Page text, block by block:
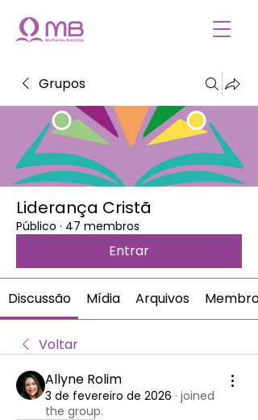
Grupos
Liderança Cristã
Público · 47 membros
Entrar
Discussão Mídia Arquivos Membros
Voltar
Allyne Rolim
3 de fevereiro de 2026 · joined
the group.